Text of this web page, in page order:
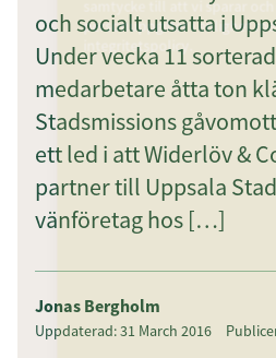
och socialt utsatta i
Under vecka 11
medarbetare åtta ton
Stadsmissions
ett led i att Widerlöv &
partner till Uppsala
vänföretag hos […]
Jonas Bergholm
Uppdaterad: 31 March 2016
samtycke till att vi sparar
personuppgifter i enlighet
integritetspolicy.